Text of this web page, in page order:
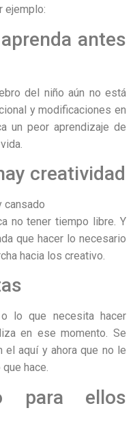
ejemplo:
antes
del niño aún no está
y modificaciones en
un peor aprendizaje de
creatividad
no tener tiempo libre. Y
que hacer lo necesario
hacia los creativo.
lo que necesita hacer
en ese momento. Se
aquí y ahora que no le
hace.
para ellos